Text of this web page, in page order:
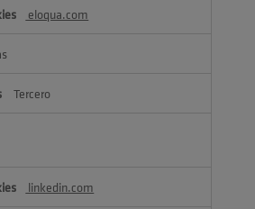
eloqua.com
Tercero
linkedin.com